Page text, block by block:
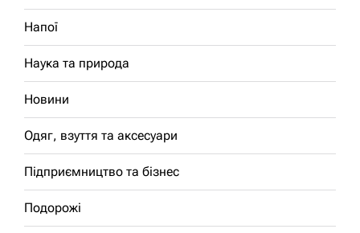
Напої
Наука та природа
Новини
Одяг, взуття та аксесуари
Підприємництво та бізнес
Подорожі